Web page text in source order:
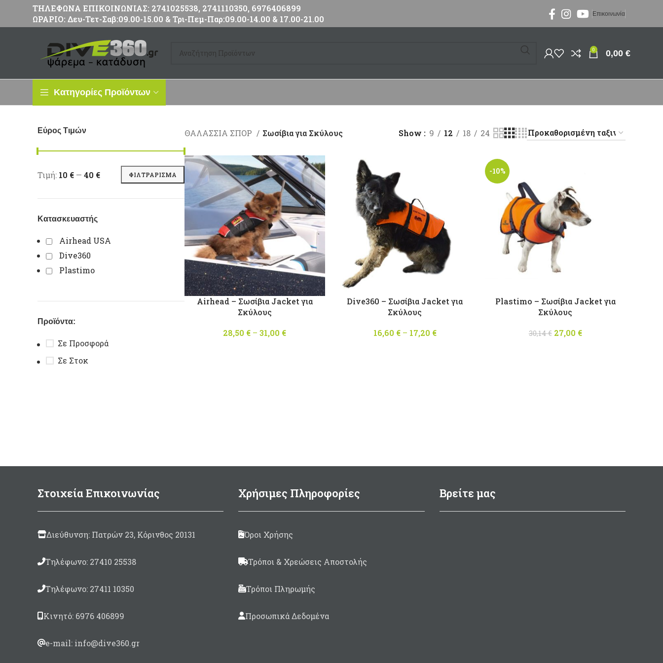
ΤΗΛΕΦΩΝΑ ΕΠΙΚΟΙΝΩΝΙΑΣ: 2741025538, 2741110350, 6976406899
ΩΡΑΡΙΟ: Δευ-Τετ-Σαβ:09.00-15.00 & Τρι-Πεμ-Παρ:09.00-14.00 & 17.00-21.00
Επικοινωνία
0 0,00 €
Κατηγορίες Προϊόντων
Εύρος Τιμών
Ελάχιστη τιμή
Μέγιστη τιμή ΦΙΛΤΡΆΡΙΣΜΑ
Τιμή: 10 € — 40 €
Κατασκευαστής
Airhead USA
Dive360
Plastimo
Προϊόντα:
Σε Προσφορά
Σε Στοκ
ΘΑΛΑΣΣΙΑ ΣΠΟΡ Σωσίβια για Σκύλους Show 9 12 18 24
Airhead – Σωσίβια Jacket για
Σκύλους
28,50 € – 31,00 €
Dive360 – Σωσίβια Jacket για
Σκύλους
16,60 € – 17,20 €
-10%
Plastimo – Σωσίβια Jacket για
Σκύλους
30,14€
Original price
27,00 €
Στοιχεία Επικοινωνίας
Διεύθυνση: Πατρών 23, Κόρινθος 20131
Τηλέφωνο: 27410 25538
Τηλέφωνο: 27411 10350
Κινητό: 6976 406899
e-mail: info@dive360.gr
Χρήσιμες Πληροφορίες
Όροι Χρήσης
Τρόποι & Χρεώσεις Αποστολής
Τρόποι Πληρωμής
Προσωπικά Δεδομένα
Βρείτε μας